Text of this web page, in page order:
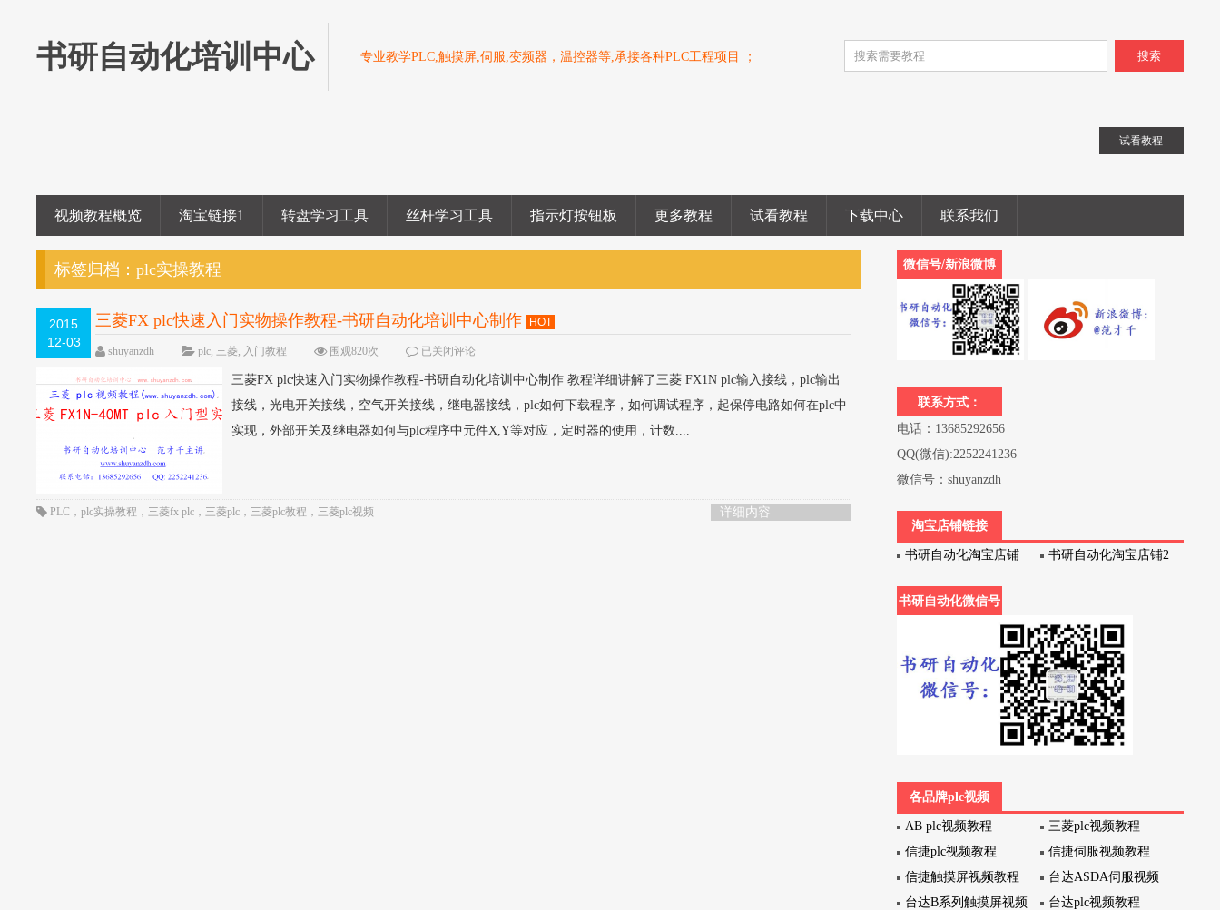
书研自动化培训中心 专业教学PLC,触摸屏,伺服,变频器，温控器等,承接各种PLC工程项目 ； 搜索
试看教程
视频教程概览 淘宝链接1 转盘学习工具 丝杆学习工具 指示灯按钮板 更多教程 试看教程 下载中心 联系我们
标签归档：plc实操教程
2015
12-03
三菱FX plc快速入门实物操作教程-书研自动化培训中心制作 HOT
shuyanzdh plc, 三菱, 入门教程 围观820次 已关闭评论
三菱FX plc快速入门实物操作教程-书研自动化培训中心制作 教程详细讲解了三菱 FX1N plc输入接线，plc输出
接线，光电开关接线，空气开关接线，继电器接线，plc如何下载程序，如何调试程序，起保停电路如何在plc中
实现，外部开关及继电器如何与plc程序中元件X,Y等对应，定时器的使用，计数....
详细内容
PLC ，plc实操教程 ， 三菱fx plc ， 三菱plc ， 三菱plc教程 ， 三菱plc视频
微信号/新浪微博
联系方式：
电话：13685292656
QQ(微信):2252241236
微信号：shuyanzdh
淘宝店铺链接
书研自动化淘宝店铺 书研自动化淘宝店铺2
书研自动化微信号
各品牌plc视频
AB plc视频教程
三菱plc视频教程
信捷plc视频教程
信捷伺服视频教程
信捷触摸屏视频教程
台达ASDA伺服视频
台达B系列触摸屏视频
台达plc视频教程